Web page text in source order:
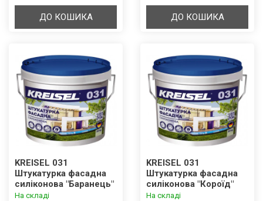
ДО КОШИКА ДО КОШИКА
KREISEL 031
Штукатурка фасадна
cиліконова "Баранець"
1,5 / 2,0 / 3,0 мм База В
На складі
KREISEL 031
Штукатурка фасадна
cиліконова "Короїд"
1,5 / 2,0 / 3,0 мм База D
На складі